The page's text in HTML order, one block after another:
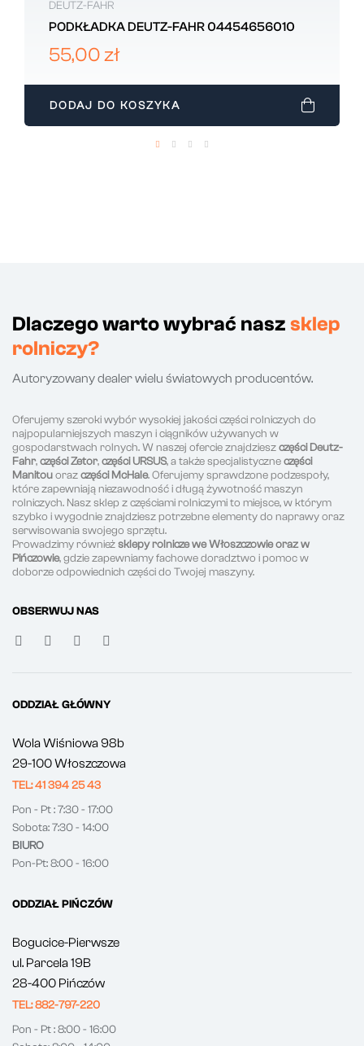
DEUTZ-FAHR
PODKŁADKA DEUTZ-FAHR 04454656010
55,00 zł
DODAJ DO KOSZYKA
Dlaczego warto wybrać nasz sklep
rolniczy?
Autoryzowany dealer wielu światowych producentów.
Oferujemy szeroki wybór wysokiej jakości części rolniczych do
najpopularniejszych maszyn i ciągników używanych w
gospodarstwach rolnych. W naszej ofercie znajdzieszczęści Deutz-
Fahr,części Zetor,części URSUS, a także specjalistyczneczęści
Manitouorazczęści McHale. Oferujemy sprawdzone podzespoły,
które zapewniają niezawodność i długą żywotność maszyn
rolniczych. Nasz sklep z częściami rolniczymi to miejsce, w którym
szybko i wygodnie znajdziesz potrzebne elementy do naprawy oraz
serwisowania swojego sprzętu.
Prowadzimy równieżsklepy rolnicze we Włoszczowie oraz w
Pińczowie, gdzie zapewniamy fachowe doradztwo i pomoc w
doborze odpowiednich części do Twojej maszyny.
OBSERWUJ NAS
ODDZIAŁ GŁÓWNY
Wola Wiśniowa 98b
29-100 Włoszczowa
TEL: 41 394 25 43
Pon - Pt : 7:30 - 17:00
Sobota: 7:30 - 14:00
BIURO
Pon-Pt: 8:00 - 16:00
ODDZIAŁ PIŃCZÓW
Bogucice-Pierwsze
ul. Parcela 19B
28-400 Pińczów
TEL: 882-797-220
Pon - Pt : 8:00 - 16:00